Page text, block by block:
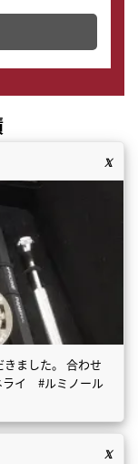
出来ます。
ました。 合わせ
ライ #ルミノール